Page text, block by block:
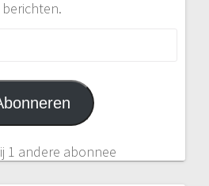
berichten.
1 andere abonnee